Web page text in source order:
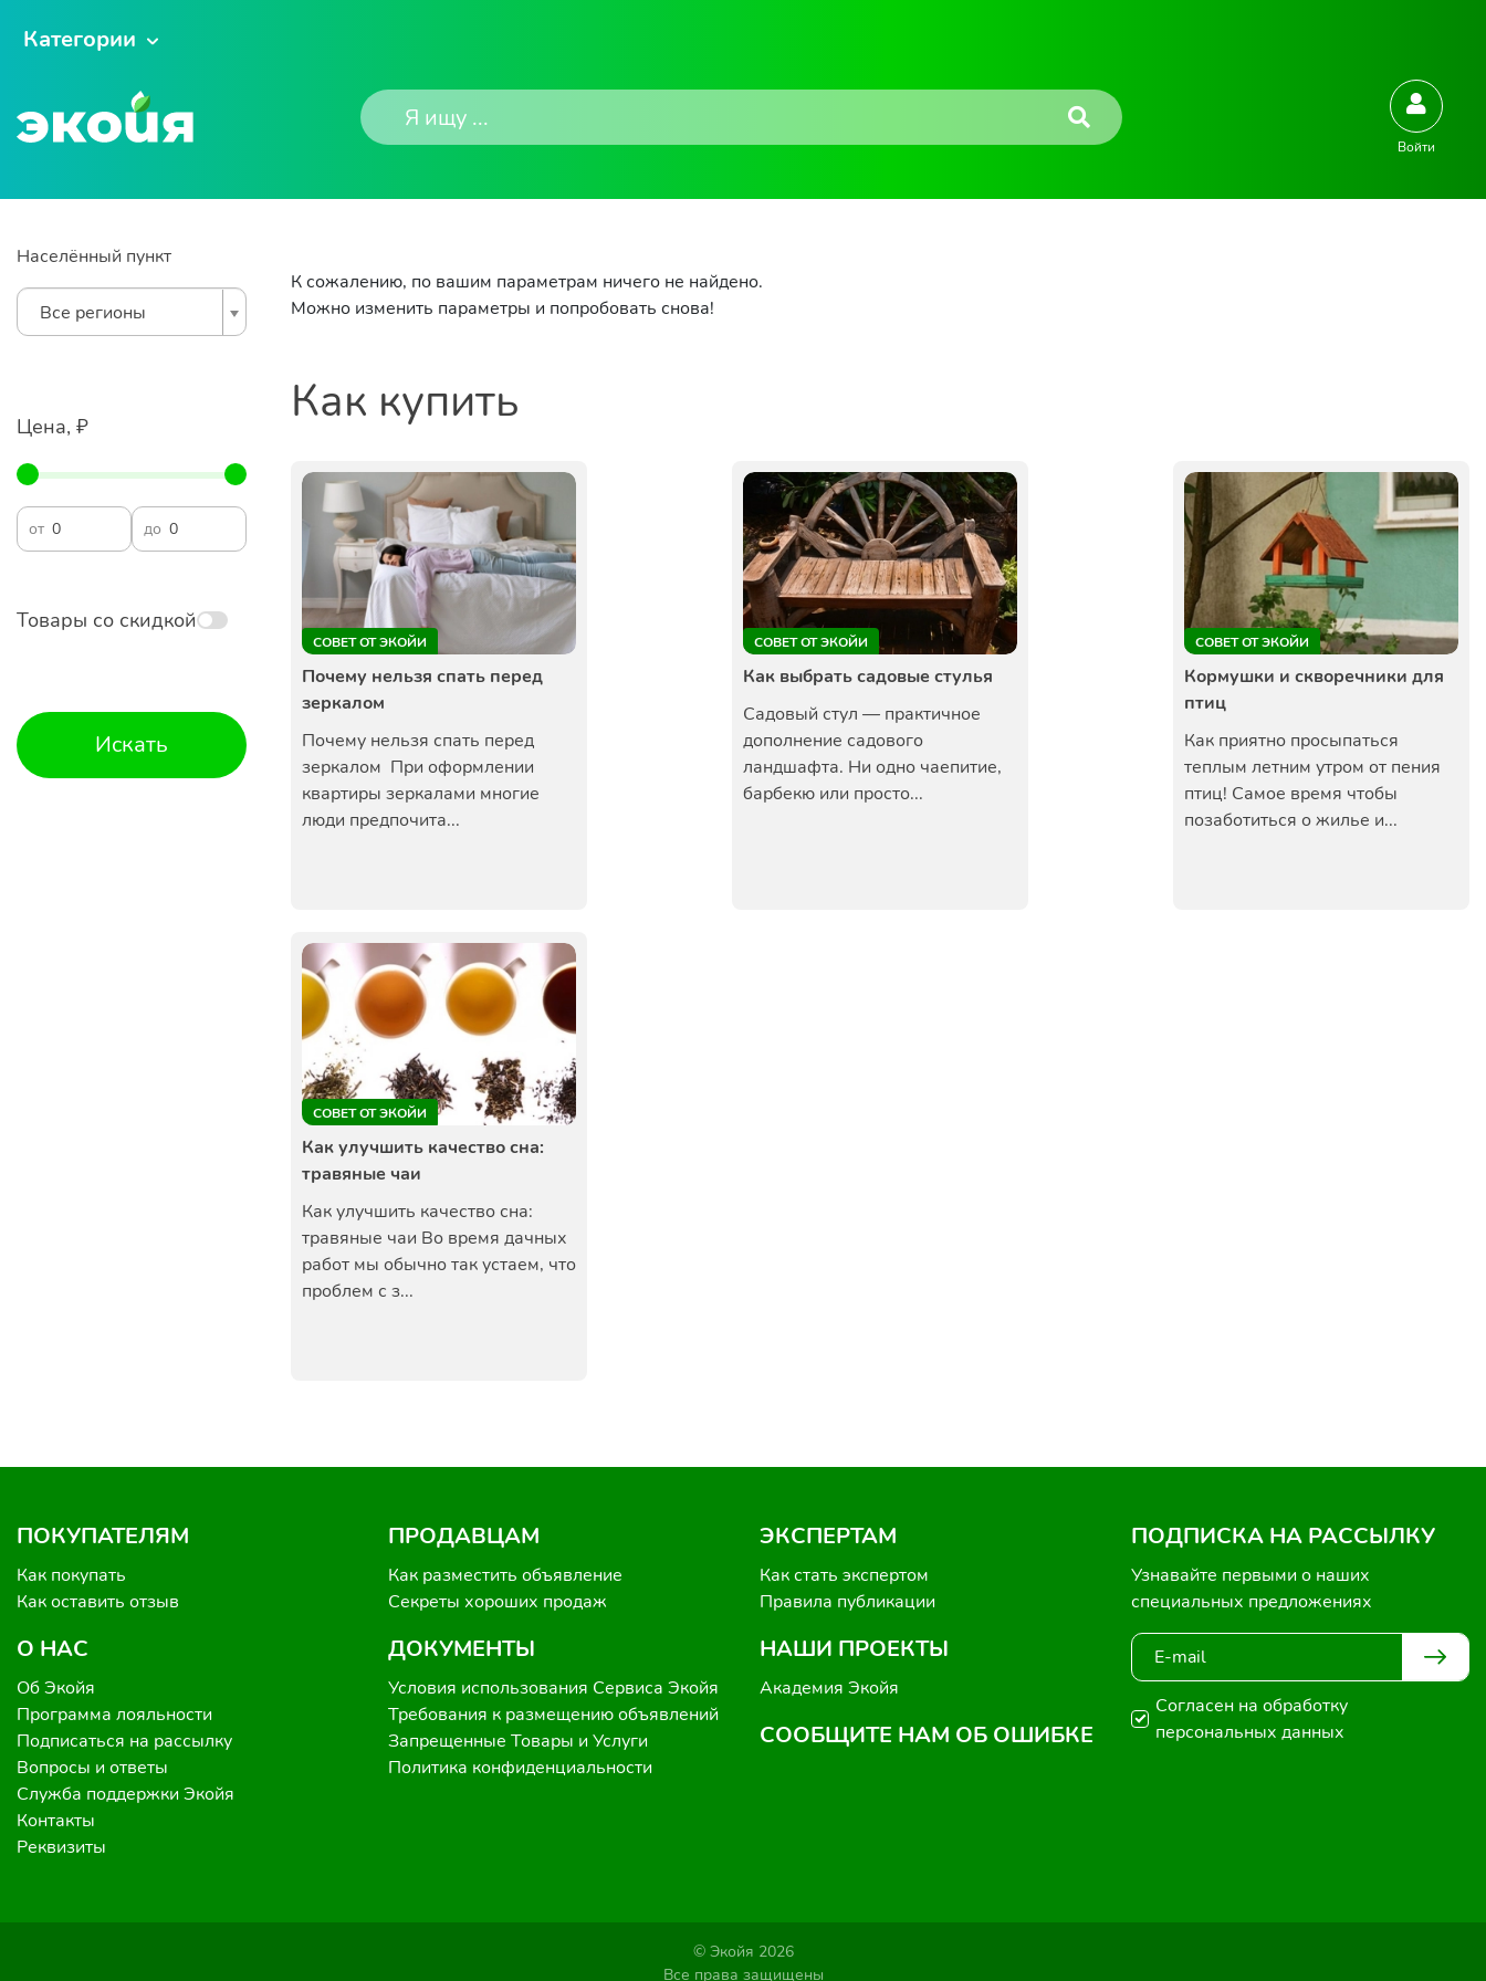
Категории
Войти
Населённый пункт
Все регионы
Цена, ₽
от до
Товары со скидкой
Искать
К сожалению, по вашим параметрам ничего не найдено.
Можно изменить параметры и попробовать снова!
Как купить
СОВЕТ ОТ ЭКОЙИ
Почему нельзя спать перед
зеркалом
Почему нельзя спать перед
зеркалом При оформлении
квартиры зеркалами многие
люди предпочита...
СОВЕТ ОТ ЭКОЙИ
Как выбрать садовые стулья
Садовый стул — практичное
дополнение садового
ландшафта. Ни одно чаепитие,
барбекю или просто...
СОВЕТ ОТ ЭКОЙИ
Кормушки и скворечники для
птиц
Как приятно просыпаться
теплым летним утром от пения
птиц! Самое время чтобы
позаботиться о жилье и...
СОВЕТ ОТ ЭКОЙИ
Как улучшить качество сна:
травяные чаи
Как улучшить качество сна:
травяные чаи Во время дачных
работ мы обычно так устаем, что
проблем с з...
ПОКУПАТЕЛЯМ
Как покупать
Как оставить отзыв
О НАС
Об Экойя
Программа лояльности
Подписаться на рассылку
Вопросы и ответы
Служба поддержки Экойя
Контакты
Реквизиты
ПРОДАВЦАМ
Как разместить объявление
Секреты хороших продаж
ДОКУМЕНТЫ
Условия использования Сервиса Экойя
Требования к размещению объявлений
Запрещенные Товары и Услуги
Политика конфиденциальности
ЭКСПЕРТАМ
Как стать экспертом
Правила публикации
НАШИ ПРОЕКТЫ
Академия Экойя
СООБЩИТЕ НАМ ОБ ОШИБКЕ
ПОДПИСКА НА РАССЫЛКУ
Узнавайте первыми о наших
специальных предложениях
Согласен на обработку
персональных данных
© Экойя 2026
Все права защищены